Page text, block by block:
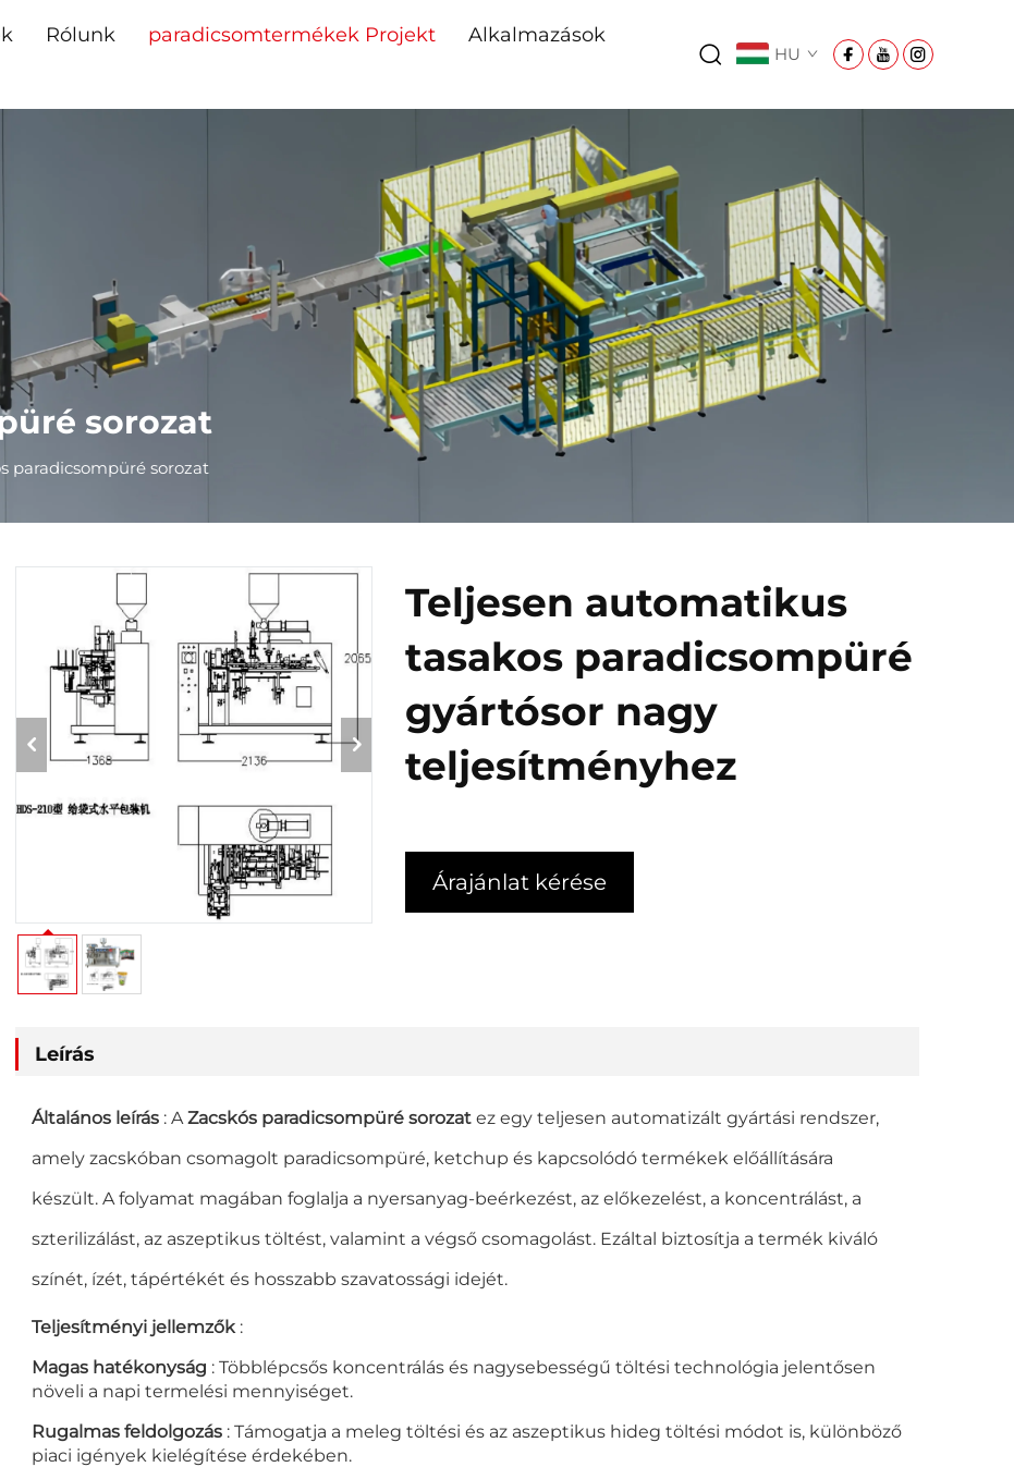
Rólunk paradicsomtermékek Projekt
Alkalmazások
HU
sorozat
paradicsompüré sorozat
Teljesen automatikus
tasakos paradicsompüré
gyártósor nagy
teljesítményhez
Árajánlat kérése
Leírás
Általános leírás : AZacskós paradicsompüré sorozat ez egy teljesen automatizált gyártási rendszer,
amely zacskóban csomagolt paradicsompüré, ketchup és kapcsolódó termékek előállítására
készült. A folyamat magában foglalja a nyersanyag-beérkezést, az előkezelést, a koncentrálást, a
szterilizálást, az aszeptikus töltést, valamint a végső csomagolást. Ezáltal biztosítja a termék kiváló
színét, ízét, tápértékét és hosszabb szavatossági idejét.
Teljesítményi jellemzők :
Magas hatékonyság : Többlépcsős koncentrálás és nagysebességű töltési technológia jelentősen
növeli a napi termelési mennyiséget.
Rugalmas feldolgozás : Támogatja a meleg töltési és az aszeptikus hideg töltési módot is, különböző
piaci igények kielégítése érdekében.